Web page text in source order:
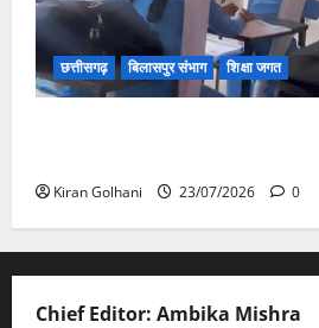
छत्तीसगढ़ बिलासपुर संभाग शिक्षा जगत
Kiran Golhani 23/07/2026 0
Chief Editor: Ambika Mishra